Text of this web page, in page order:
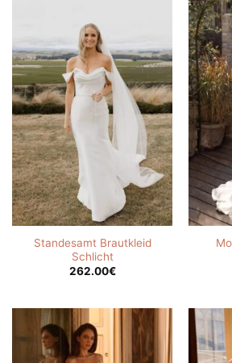
Standesamt Brautkleid
Schlicht
262.00€